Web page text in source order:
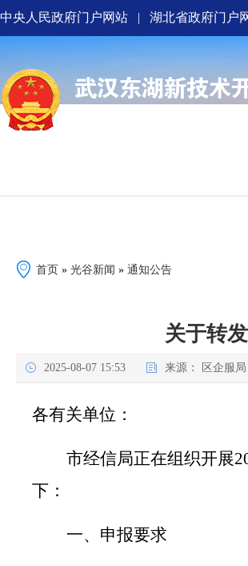
中央人民政府门户网站 | 湖北省政府门户
首页 » 光谷新闻 » 通知公告
关于转
2025-08-07 15:53 来源： 区企服局
各有关单位：
市经信局正在组织开展
下：
一、申报要求